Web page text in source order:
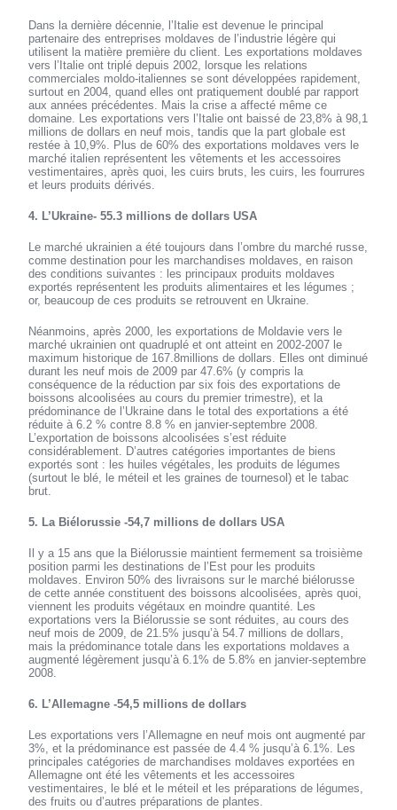
Dans la dernière décennie, l’Italie est devenue le principal
partenaire des entreprises moldaves de l’industrie légère qui
utilisent la matière première du client. Les exportations moldaves
vers l’Italie ont triplé depuis 2002, lorsque les relations
commerciales moldo-italiennes se sont développées rapidement,
surtout en 2004, quand elles ont pratiquement doublé par rapport
aux années précédentes. Mais la crise a affecté même ce
domaine. Les exportations vers l’Italie ont baissé de 23,8% à 98,1
millions de dollars en neuf mois, tandis que la part globale est
restée à 10,9%. Plus de 60% des exportations moldaves vers le
marché italien représentent les vêtements et les accessoires
vestimentaires, après quoi, les cuirs bruts, les cuirs, les fourrures
et leurs produits dérivés.
4. L’Ukraine- 55.3 millions de dollars USA
Le marché ukrainien a été toujours dans l’ombre du marché russe,
comme destination pour les marchandises moldaves, en raison
des conditions suivantes : les principaux produits moldaves
exportés représentent les produits alimentaires et les légumes ;
or, beaucoup de ces produits se retrouvent en Ukraine.
Néanmoins, après 2000, les exportations de Moldavie vers le
marché ukrainien ont quadruplé et ont atteint en 2002-2007 le
maximum historique de 167.8millions de dollars. Elles ont diminué
durant les neuf mois de 2009 par 47.6% (y compris la
conséquence de la réduction par six fois des exportations de
boissons alcoolisées au cours du premier trimestre), et la
prédominance de l’Ukraine dans le total des exportations a été
réduite à 6.2 % contre 8.8 % en janvier-septembre 2008.
L’exportation de boissons alcoolisées s’est réduite
considérablement. D’autres catégories importantes de biens
exportés sont : les huiles végétales, les produits de légumes
(surtout le blé, le méteil et les graines de tournesol) et le tabac
brut.
5. La Biélorussie -54,7 millions de dollars USA
Il y a 15 ans que la Biélorussie maintient fermement sa troisième
position parmi les destinations de l’Est pour les produits
moldaves. Environ 50% des livraisons sur le marché biélorusse
de cette année constituent des boissons alcoolisées, après quoi,
viennent les produits végétaux en moindre quantité. Les
exportations vers la Biélorussie se sont réduites, au cours des
neuf mois de 2009, de 21.5% jusqu’à 54.7 millions de dollars,
mais la prédominance totale dans les exportations moldaves a
augmenté légèrement jusqu’à 6.1% de 5.8% en janvier-septembre
2008.
6. L’Allemagne -54,5 millions de dollars
Les exportations vers l’Allemagne en neuf mois ont augmenté par
3%, et la prédominance est passée de 4.4 % jusqu’à 6.1%. Les
principales catégories de marchandises moldaves exportées en
Allemagne ont été les vêtements et les accessoires
vestimentaires, le blé et le méteil et les préparations de légumes,
des fruits ou d’autres préparations de plantes.